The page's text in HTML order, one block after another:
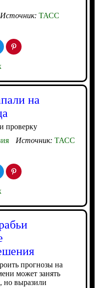
Источник: ТАСС
на
проверку
Источник: ТАСС
прогнозы на
может занять
но выразили